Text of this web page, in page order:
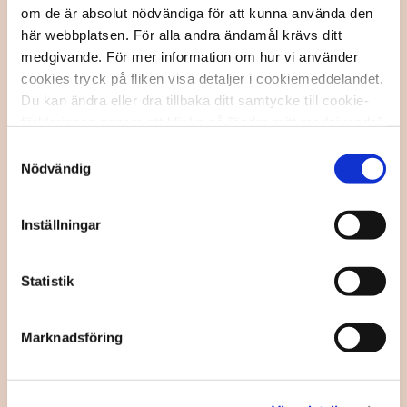
om de är absolut nödvändiga för att kunna använda den
här webbplatsen. För alla andra ändamål krävs ditt
medgivande. För mer information om hur vi använder
cookies tryck på fliken visa detaljer i cookiemeddelandet.
Du kan ändra eller dra tillbaka ditt samtycke till cookie-
Nödvändig
Inställningar
Statistik
Marknadsföring
situationer. Barn som har varit i kontakt med polis […]
Pojkar lägger ansvaret på
flickor för sexuell